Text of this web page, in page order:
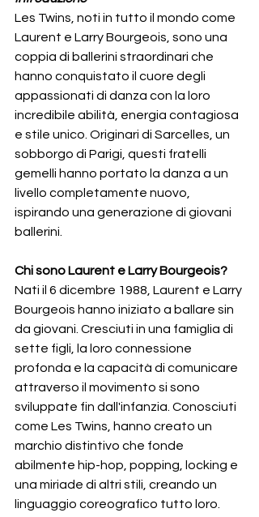
Les Twins, noti in tutto il mondo come
Laurent e Larry Bourgeois, sono una
coppia di ballerini straordinari che
hanno conquistato il cuore degli
appassionati di danza con la loro
incredibile abilità, energia contagiosa
e stile unico. Originari di Sarcelles, un
sobborgo di Parigi, questi fratelli
gemelli hanno portato la danza a un
livello completamente nuovo,
ispirando una generazione di giovani
ballerini.
Chi sono Laurent e Larry Bourgeois?
Nati il 6 dicembre 1988, Laurent e Larry
Bourgeois hanno iniziato a ballare sin
da giovani. Cresciuti in una famiglia di
sette figli, la loro connessione
profonda e la capacità di comunicare
attraverso il movimento si sono
sviluppate fin dall'infanzia. Conosciuti
come Les Twins, hanno creato un
marchio distintivo che fonde
abilmente hip-hop, popping, locking e
una miriade di altri stili, creando un
linguaggio coreografico tutto loro.